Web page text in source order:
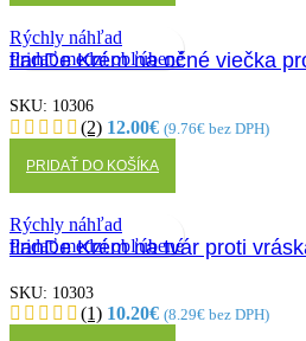
Rýchly náhľad
Pridať medzi obľúbené
tianDe Krém na očné viečka
SKU: 10306
(2) 12.00€ (9.76€ bez DPH)
PRIDAŤ DO KOŠÍKA
Rýchly náhľad
Pridať medzi obľúbené
tianDe Krém na tvár proti
SKU: 10303
(1) 10.20€ (8.29€ bez DPH)